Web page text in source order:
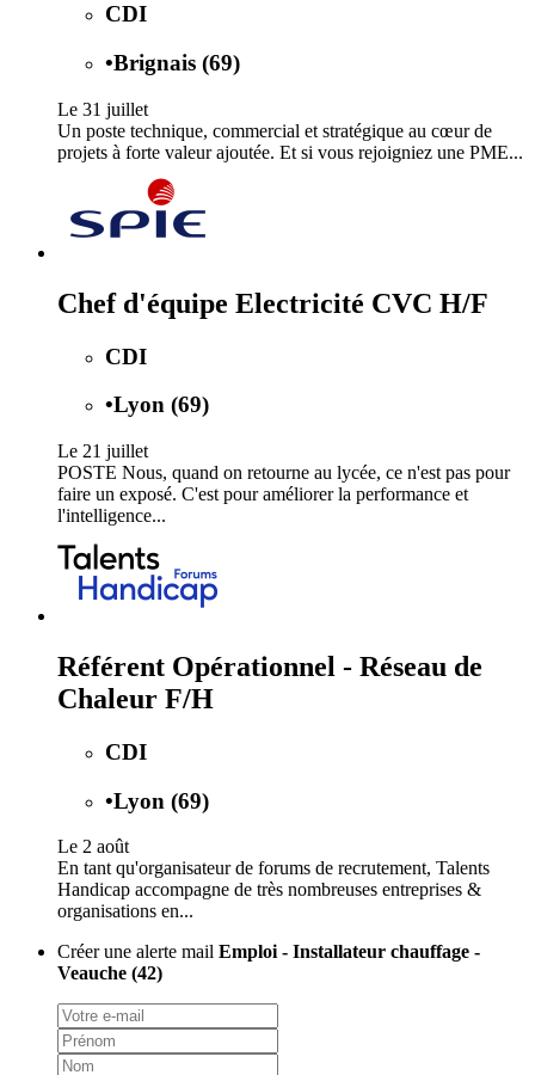
CDI
•Brignais (69)
Le 31 juillet
Un poste technique, commercial et stratégique au cœur de
projets à forte valeur ajoutée. Et si vous rejoigniez une PME...
Chef d'équipe Electricité CVC H/F
CDI
•Lyon (69)
Le 21 juillet
POSTE Nous, quand on retourne au lycée, ce n'est pas pour
faire un exposé. C'est pour améliorer la performance et
l'intelligence...
Référent Opérationnel - Réseau de
Chaleur F/H
CDI
•Lyon (69)
Le 2 août
En tant qu'organisateur de forums de recrutement, Talents
Handicap accompagne de très nombreuses entreprises &
organisations en...
Créer une alerte mail Emploi - Installateur chauffage -
Veauche (42)